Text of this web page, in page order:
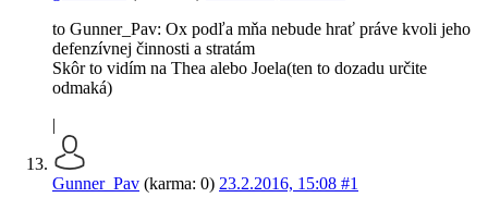
to Gunner_Pav: Ox podľa mňa nebude hrať práve kvoli jeho
defenzívnej činnosti a stratám
Skôr to vidím na Thea alebo Joela(ten to dozadu určite
odmaká)
|
Gunner_Pav (karma: 0) 23.2.2016, 15:08 #1